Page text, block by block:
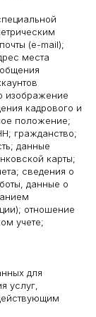
(e-mail);
места
изображение
кадрового и
положение;
гражданство;
данные
карты;
сведения о
данные о
отношение
учете;
для
услуг,